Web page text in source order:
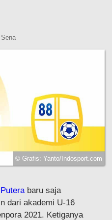
Sena
© Grafis: Yanto/Indosport.com
baru saja
dari akademi U-16
2021. Ketiganya